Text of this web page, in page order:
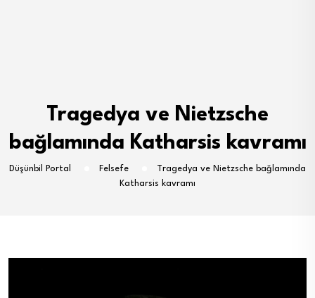
Tragedya ve Nietzsche
bağlamında Katharsis kavramı
Düşünbil Portal Felsefe
Tragedya ve Nietzsche bağlamında
Katharsis kavramı